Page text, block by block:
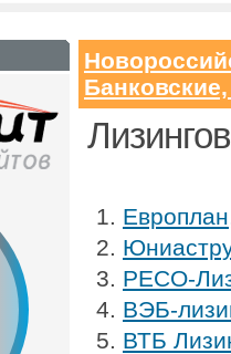
РЕСО-
ВЭБ-
ВТБ
Сайт с
от 6500 руб.